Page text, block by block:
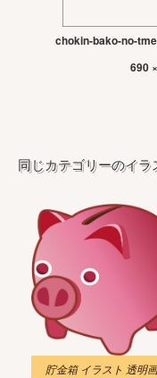
chokin-bako-no-
690
同じカテゴリーのイラ
貯金箱 イラスト 透明